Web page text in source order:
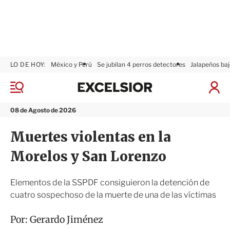
M
n
08 de Agosto de 2026
LO DE HOY: México y Perú Se jubilan 4 perros detectores Jalapeños
I
ó
x
i
r
Muertes violentas en la
Morelos y San Lorenzo
Elementos de la SSPDF consiguieron la detención de
cuatro sospechoso de la muerte de una de las víctimas
Por: Gerardo Jiménez